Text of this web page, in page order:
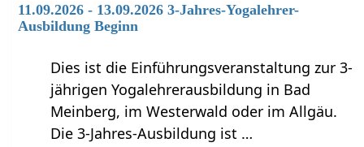
11.09.2026 - 13.09.2026 3-Jahres-Yogalehrer-
Ausbildung Beginn
Dies ist die Einführungsveranstaltung zur 3-
jährigen Yogalehrerausbildung in Bad
Meinberg, im Westerwald oder im Allgäu.
Die 3-Jahres-Ausbildung ist …